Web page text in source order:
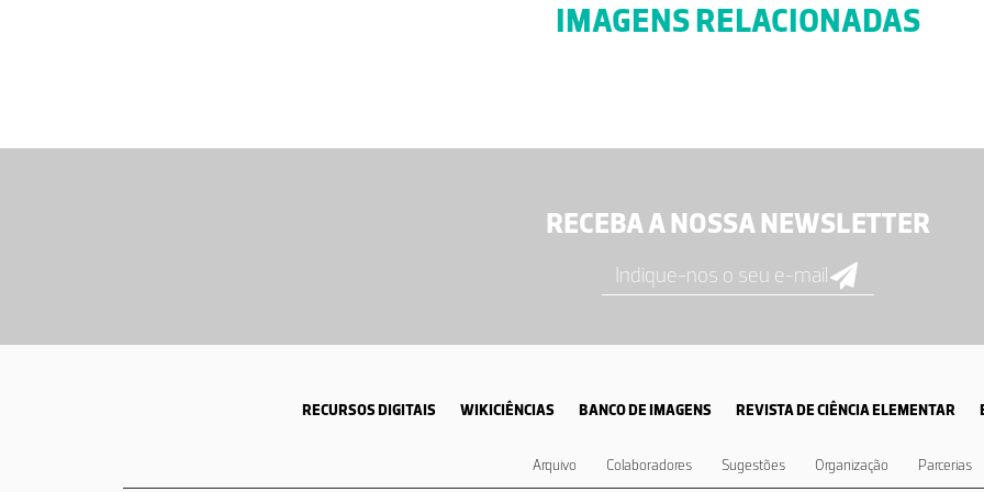
IMAGENS RELACIONADAS
RECEBA A NOSSA NEWSLETTER
RECURSOS DIGITAIS WIKICIÊNCIAS BANCO DE IMAGENS REVISTA DE CIÊNCIA ELEMENTAR
Arquivo Colaboradores Sugestões Organização Parcerias